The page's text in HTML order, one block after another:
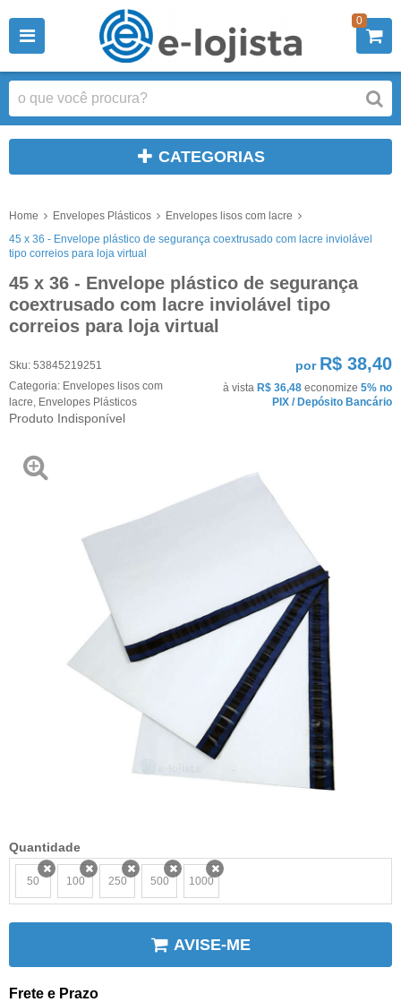
0
CATEGORIAS
Home Envelopes Plásticos
Envelopes lisos com lacre
45 x 36 - Envelope plástico de segurança coextrusado com lacre inviolável
tipo correios para loja virtual
45 x 36 - Envelope plástico de segurança
coextrusado com lacre inviolável tipo
correios para loja virtual
Sku: 53845219251
Categoria: Envelopes lisos com
lacre Envelopes Plásticos
Produto Indisponível
por R$ 38,40
à vista R$ 36,48 economize 5% no
PIX / Depósito Bancário
Quantidade
50x 100
x 250
x 500
x 1000
x
AVISE-ME
Frete e Prazo